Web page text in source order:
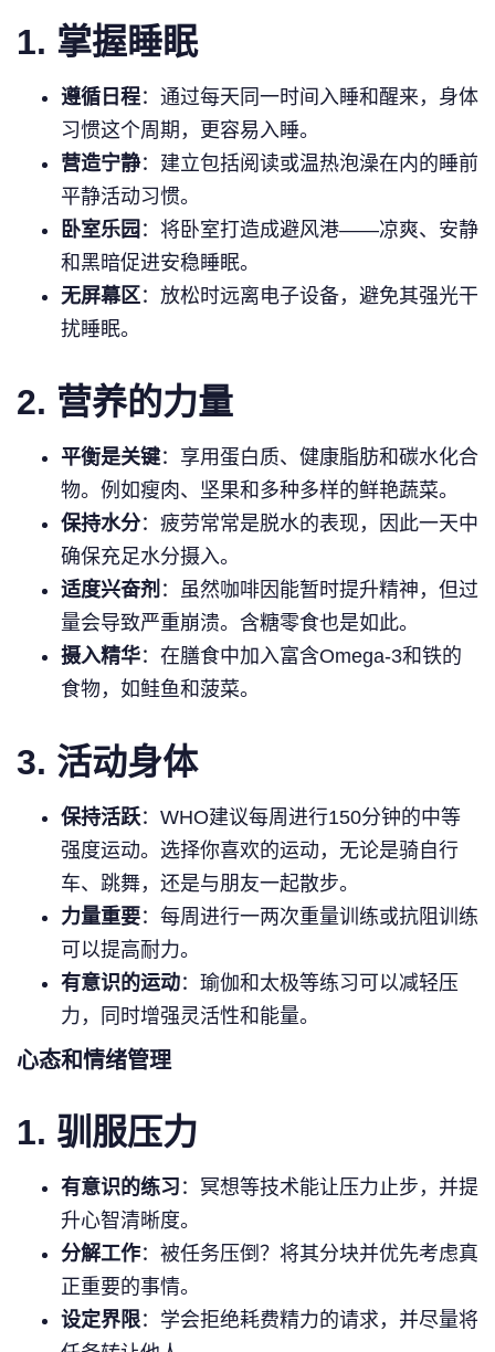
1. 掌握睡眠
遵循日程：通过每天同一时间入睡和醒来，身体
习惯这个周期，更容易入睡。
营造宁静：建立包括阅读或温热泡澡在内的睡前
平静活动习惯。
卧室乐园 ：将卧室打造成避风港——凉爽、安静
和黑暗促进安稳睡眠。
无屏幕区：放松时远离电子设备，避免其强光干
扰睡眠。
2. 营养的力量
平衡是关键：享用蛋白质、健康脂肪和碳水化合
物。例如瘦肉、坚果和多种多样的鲜艳蔬菜。
保持水分：疲劳常常是脱水的表现，因此一天中
确保充足水分摄入。
适度兴奋剂 ：虽然咖啡因能暂时提升精神，但过
量会导致严重崩溃。含糖零食也是如此。
摄入精华：在膳食中加入富含Omega-3和铁的
食物，如鲑鱼和菠菜。
3. 活动身体
保持活跃：WHO建议每周进行150分钟的中等
强度运动。选择你喜欢的运动，无论是骑自行
车、跳舞，还是与朋友一起散步。
力量重要：每周进行一两次重量训练或抗阻训练
可以提高耐力。
有意识的运动：瑜伽和太极等练习可以减轻压
力，同时增强灵活性和能量。
心态和情绪管理
1. 驯服压力
有意识的练习 ：冥想等技术能让压力止步，并提
升心智清晰度。
分解工作：被任务压倒？将其分块并优先考虑真
正重要的事情。
设定界限：学会拒绝耗费精力的请求，并尽量将